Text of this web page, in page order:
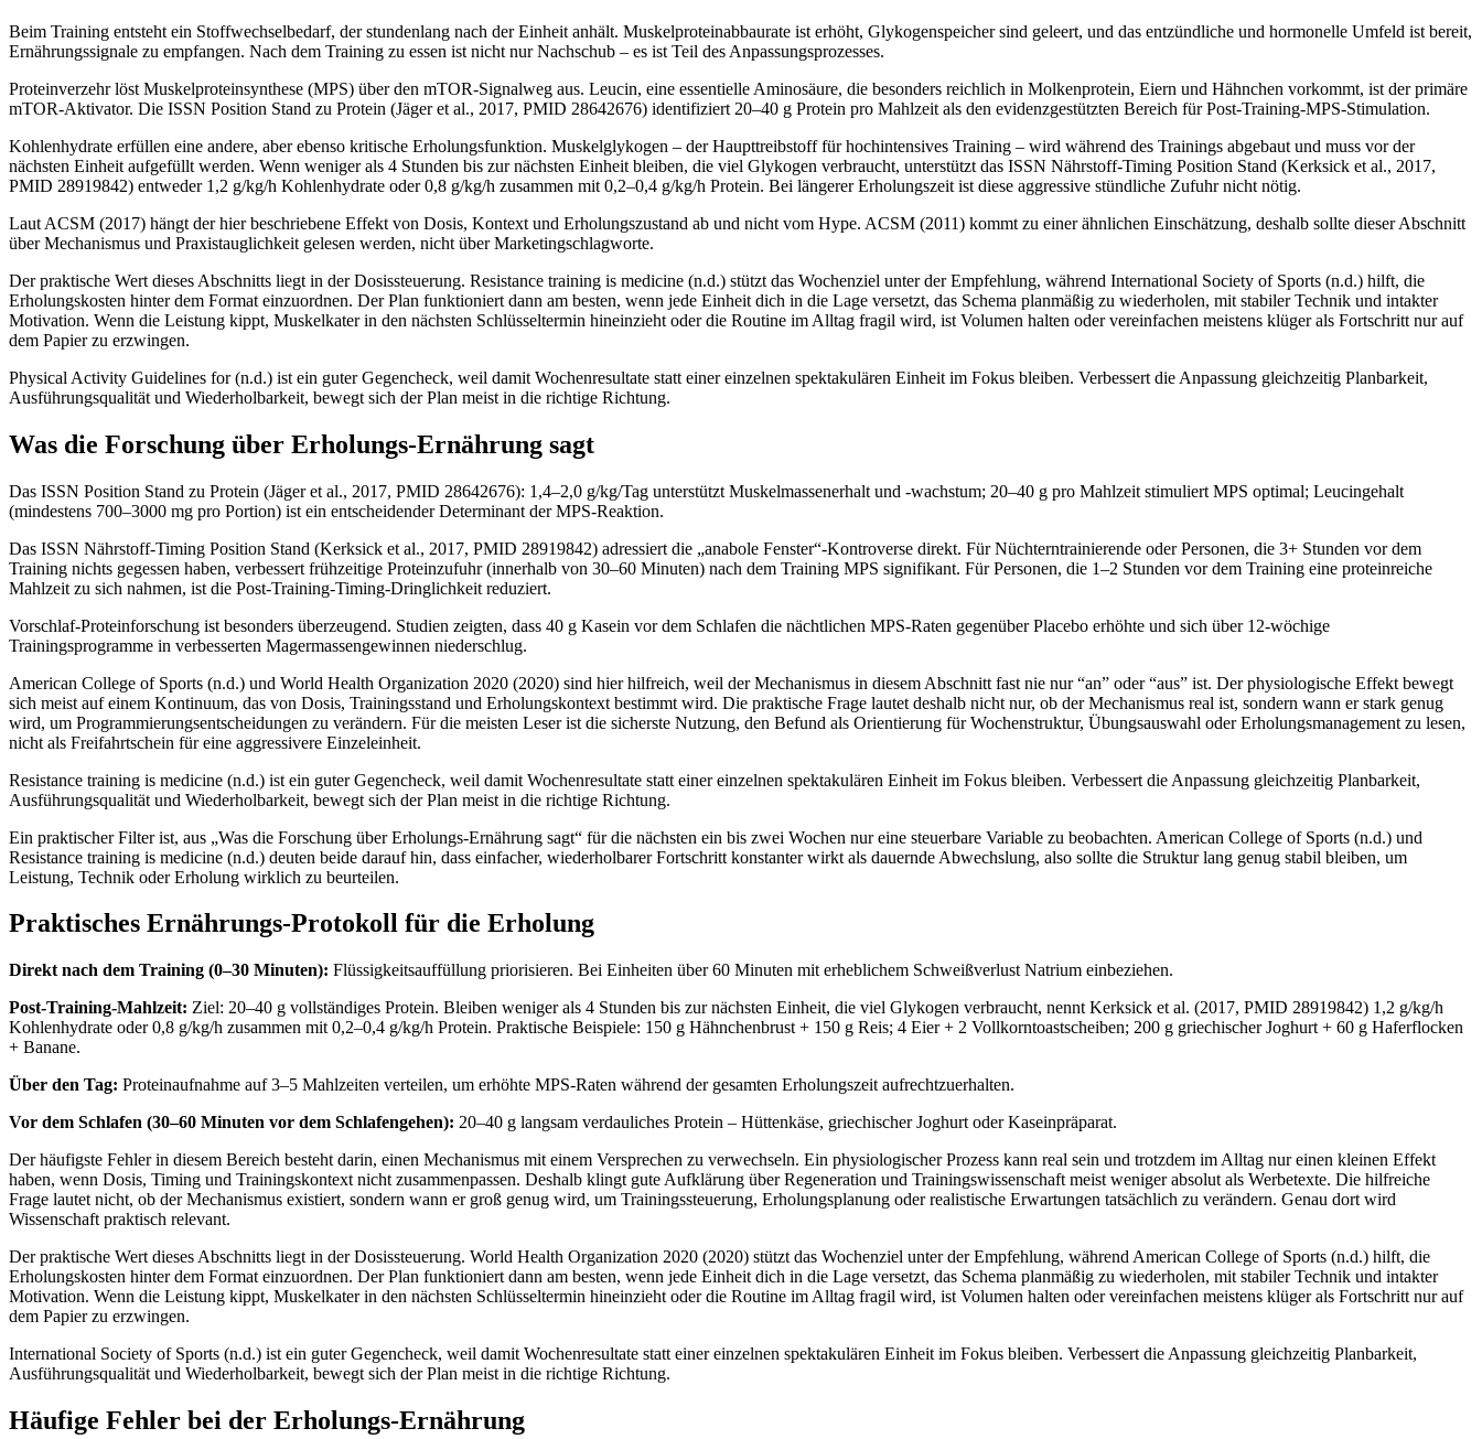
Beim Training entsteht ein Stoffwechselbedarf, der stundenlang nach der Einheit anhält. Muskelproteinabbaurate ist erhöht, Glykogenspeicher sind geleert, und das entzündliche und hormonelle Umfeld ist bereit,
Ernährungssignale zu empfangen. Nach dem Training zu essen ist nicht nur Nachschub – es ist Teil des Anpassungsprozesses.
Proteinverzehr löst Muskelproteinsynthese (MPS) über den mTOR-Signalweg aus. Leucin, eine essentielle Aminosäure, die besonders reichlich in Molkenprotein, Eiern und Hähnchen vorkommt, ist der primäre
mTOR-Aktivator. Die ISSN Position Stand zu Protein (Jäger et al., 2017, PMID 28642676) identifiziert 20–40 g Protein pro Mahlzeit als den evidenzgestützten Bereich für Post-Training-MPS-Stimulation.
Kohlenhydrate erfüllen eine andere, aber ebenso kritische Erholungsfunktion. Muskelglykogen – der Haupttreibstoff für hochintensives Training – wird während des Trainings abgebaut und muss vor der
nächsten Einheit aufgefüllt werden. Wenn weniger als 4 Stunden bis zur nächsten Einheit bleiben, die viel Glykogen verbraucht, unterstützt das ISSN Nährstoff-Timing Position Stand (Kerksick et al., 2017,
PMID 28919842) entweder 1,2 g/kg/h Kohlenhydrate oder 0,8 g/kg/h zusammen mit 0,2–0,4 g/kg/h Protein. Bei längerer Erholungszeit ist diese aggressive stündliche Zufuhr nicht nötig.
Laut ACSM (2017) hängt der hier beschriebene Effekt von Dosis, Kontext und Erholungszustand ab und nicht vom Hype. ACSM (2011) kommt zu einer ähnlichen Einschätzung, deshalb sollte dieser Abschnitt
über Mechanismus und Praxistauglichkeit gelesen werden, nicht über Marketingschlagworte.
Der praktische Wert dieses Abschnitts liegt in der Dosissteuerung. Resistance training is medicine (n.d.) stützt das Wochenziel unter der Empfehlung, während International Society of Sports (n.d.) hilft, die
Erholungskosten hinter dem Format einzuordnen. Der Plan funktioniert dann am besten, wenn jede Einheit dich in die Lage versetzt, das Schema planmäßig zu wiederholen, mit stabiler Technik und intakter
Motivation. Wenn die Leistung kippt, Muskelkater in den nächsten Schlüsseltermin hineinzieht oder die Routine im Alltag fragil wird, ist Volumen halten oder vereinfachen meistens klüger als Fortschritt nur auf
dem Papier zu erzwingen.
Physical Activity Guidelines for (n.d.) ist ein guter Gegencheck, weil damit Wochenresultate statt einer einzelnen spektakulären Einheit im Fokus bleiben. Verbessert die Anpassung gleichzeitig Planbarkeit,
Ausführungsqualität und Wiederholbarkeit, bewegt sich der Plan meist in die richtige Richtung.
Was die Forschung über Erholungs-Ernährung sagt
Das ISSN Position Stand zu Protein (Jäger et al., 2017, PMID 28642676): 1,4–2,0 g/kg/Tag unterstützt Muskelmassenerhalt und -wachstum; 20–40 g pro Mahlzeit stimuliert MPS optimal; Leucingehalt
(mindestens 700–3000 mg pro Portion) ist ein entscheidender Determinant der MPS-Reaktion.
Das ISSN Nährstoff-Timing Position Stand (Kerksick et al., 2017, PMID 28919842) adressiert die „anabole Fenster“-Kontroverse direkt. Für Nüchterntrainierende oder Personen, die 3+ Stunden vor dem
Training nichts gegessen haben, verbessert frühzeitige Proteinzufuhr (innerhalb von 30–60 Minuten) nach dem Training MPS signifikant. Für Personen, die 1–2 Stunden vor dem Training eine proteinreiche
Mahlzeit zu sich nahmen, ist die Post-Training-Timing-Dringlichkeit reduziert.
Vorschlaf-Proteinforschung ist besonders überzeugend. Studien zeigten, dass 40 g Kasein vor dem Schlafen die nächtlichen MPS-Raten gegenüber Placebo erhöhte und sich über 12-wöchige
Trainingsprogramme in verbesserten Magermassengewinnen niederschlug.
American College of Sports (n.d.) und World Health Organization 2020 (2020) sind hier hilfreich, weil der Mechanismus in diesem Abschnitt fast nie nur “an” oder “aus” ist. Der physiologische Effekt bewegt
sich meist auf einem Kontinuum, das von Dosis, Trainingsstand und Erholungskontext bestimmt wird. Die praktische Frage lautet deshalb nicht nur, ob der Mechanismus real ist, sondern wann er stark genug
wird, um Programmierungsentscheidungen zu verändern. Für die meisten Leser ist die sicherste Nutzung, den Befund als Orientierung für Wochenstruktur, Übungsauswahl oder Erholungsmanagement zu lesen,
nicht als Freifahrtschein für eine aggressivere Einzeleinheit.
Resistance training is medicine (n.d.) ist ein guter Gegencheck, weil damit Wochenresultate statt einer einzelnen spektakulären Einheit im Fokus bleiben. Verbessert die Anpassung gleichzeitig Planbarkeit,
Ausführungsqualität und Wiederholbarkeit, bewegt sich der Plan meist in die richtige Richtung.
Ein praktischer Filter ist, aus „Was die Forschung über Erholungs-Ernährung sagt“ für die nächsten ein bis zwei Wochen nur eine steuerbare Variable zu beobachten. American College of Sports (n.d.) und
Resistance training is medicine (n.d.) deuten beide darauf hin, dass einfacher, wiederholbarer Fortschritt konstanter wirkt als dauernde Abwechslung, also sollte die Struktur lang genug stabil bleiben, um
Leistung, Technik oder Erholung wirklich zu beurteilen.
Praktisches Ernährungs-Protokoll für die Erholung
Direkt nach dem Training (0–30 Minuten): Flüssigkeitsauffüllung priorisieren. Bei Einheiten über 60 Minuten mit erheblichem Schweißverlust Natrium einbeziehen.
Post-Training-Mahlzeit: Ziel: 20–40 g vollständiges Protein. Bleiben weniger als 4 Stunden bis zur nächsten Einheit, die viel Glykogen verbraucht, nennt Kerksick et al. (2017, PMID 28919842) 1,2 g/kg/h
Kohlenhydrate oder 0,8 g/kg/h zusammen mit 0,2–0,4 g/kg/h Protein. Praktische Beispiele: 150 g Hähnchenbrust + 150 g Reis; 4 Eier + 2 Vollkorntoastscheiben; 200 g griechischer Joghurt + 60 g Haferflocken
+ Banane.
Über den Tag: Proteinaufnahme auf 3–5 Mahlzeiten verteilen, um erhöhte MPS-Raten während der gesamten Erholungszeit aufrechtzuerhalten.
Vor dem Schlafen (30–60 Minuten vor dem Schlafengehen): 20–40 g langsam verdauliches Protein – Hüttenkäse, griechischer Joghurt oder Kaseinpräparat.
Der häufigste Fehler in diesem Bereich besteht darin, einen Mechanismus mit einem Versprechen zu verwechseln. Ein physiologischer Prozess kann real sein und trotzdem im Alltag nur einen kleinen Effekt
haben, wenn Dosis, Timing und Trainingskontext nicht zusammenpassen. Deshalb klingt gute Aufklärung über Regeneration und Trainingswissenschaft meist weniger absolut als Werbetexte. Die hilfreiche
Frage lautet nicht, ob der Mechanismus existiert, sondern wann er groß genug wird, um Trainingssteuerung, Erholungsplanung oder realistische Erwartungen tatsächlich zu verändern. Genau dort wird
Wissenschaft praktisch relevant.
Der praktische Wert dieses Abschnitts liegt in der Dosissteuerung. World Health Organization 2020 (2020) stützt das Wochenziel unter der Empfehlung, während American College of Sports (n.d.) hilft, die
Erholungskosten hinter dem Format einzuordnen. Der Plan funktioniert dann am besten, wenn jede Einheit dich in die Lage versetzt, das Schema planmäßig zu wiederholen, mit stabiler Technik und intakter
Motivation. Wenn die Leistung kippt, Muskelkater in den nächsten Schlüsseltermin hineinzieht oder die Routine im Alltag fragil wird, ist Volumen halten oder vereinfachen meistens klüger als Fortschritt nur auf
dem Papier zu erzwingen.
International Society of Sports (n.d.) ist ein guter Gegencheck, weil damit Wochenresultate statt einer einzelnen spektakulären Einheit im Fokus bleiben. Verbessert die Anpassung gleichzeitig Planbarkeit,
Ausführungsqualität und Wiederholbarkeit, bewegt sich der Plan meist in die richtige Richtung.
Häufige Fehler bei der Erholungs-Ernährung